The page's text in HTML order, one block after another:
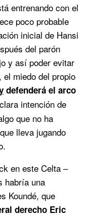
entrenando con el
poco probable
inicial de Hansi
del parón
y así poder evitar
miedo del propio
defenderá el arco
intención de
que no ha
lleva jugando
en este Celta –
habría una
Koundé, que
derecho Eric